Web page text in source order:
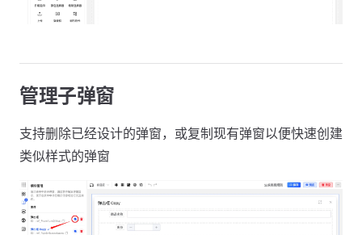
管理子弹窗
支持删除已经设计的弹窗，或复制现有弹窗以便快速创建
类似样式的弹窗